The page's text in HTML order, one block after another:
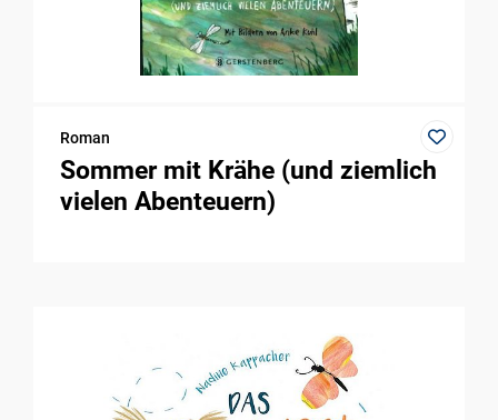
Roman
Sommer mit Krähe (und ziemlich
vielen Abenteuern)